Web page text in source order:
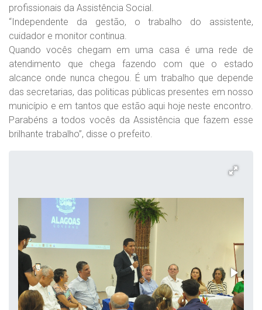
profissionais da Assistência Social.
“Independente da gestão, o trabalho do assistente,
cuidador e monitor continua.
Quando vocês chegam em uma casa é uma rede de
atendimento que chega fazendo com que o estado
alcance onde nunca chegou. É um trabalho que depende
das secretarias, das politicas públicas presentes em nosso
município e em tantos que estão aqui hoje neste encontro.
Parabéns a todos vocês da Assistência que fazem esse
brilhante trabalho”, disse o prefeito.